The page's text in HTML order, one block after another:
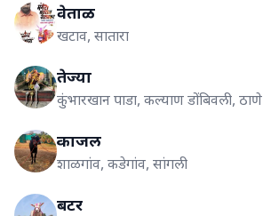
वेताळ
खटाव, सातारा
तेज्या
कुंभारखान पाडा, कल्याण डोंबिवली, ठाणे
काजल
शाळगांव, कडेगांव, सांगली
बटर